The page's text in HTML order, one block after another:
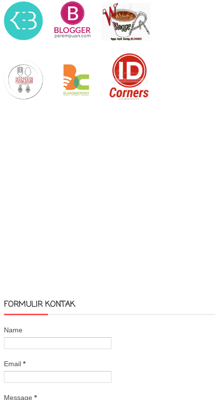
FORMULIR KONTAK
Name
Email *
Message *